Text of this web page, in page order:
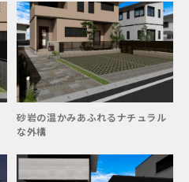
砂岩の温かみあふれるナチュラル
な外構